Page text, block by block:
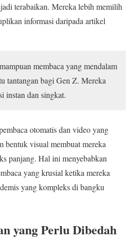
terabaikan. Mereka lebih memilih
informasi daripada artikel
membaca yang mendalam
tantangan bagi Gen Z. Mereka
instan dan singkat.
otomatis dan video yang
bentuk visual membuat mereka
panjang. Hal ini menyebabkan
yang krusial ketika mereka
yang kompleks di bangku
yang Perlu Dibedah